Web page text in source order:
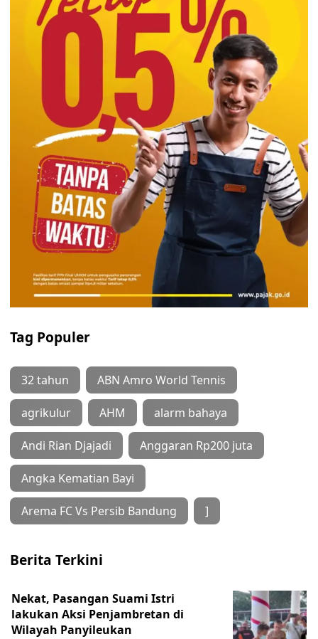
Tag Populer
32 tahun ABN Amro World Tennis
agrikulur AHM alarm bahaya
Andi Rian Djajadi Anggaran Rp200 juta
Angka Kematian Bayi
Arema FC Vs Persib Bandung ]
Berita Terkini
Nekat, Pasangan Suami Istri
lakukan Aksi Penjambretan di
Wilayah Panyileukan